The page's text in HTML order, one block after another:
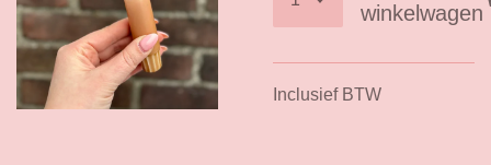
winkelwagen
Inclusief BTW